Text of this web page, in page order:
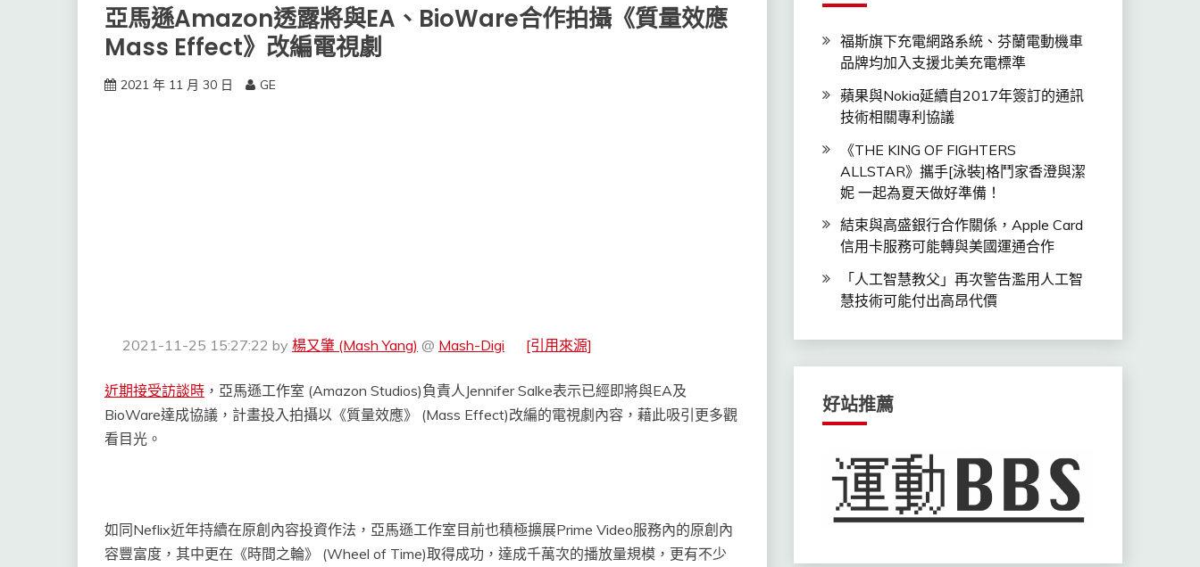
亞馬遜Amazon透露將與EA、BioWare合作拍攝《質量效應
Mass Effect》改編電視劇
2021 年 11 月 30 日 GE
2021-11-25 15:27:22 by 楊又肇 (Mash Yang) @ Mash-Digi [引用來源]
近期接受訪談時 ，亞馬遜工作室 (Amazon Studios)負責人Jennifer Salke表示已經即將與EA及
BioWare達成協議，計畫投入拍攝以《質量效應》 (Mass Effect)改編的電視劇內容，藉此吸引更多觀
看目光。
如同Neflix近年持續在原創內容投資作法，亞馬遜工作室目前也積極擴展Prime Video服務內的原創內
容豐富度，其中更在《時間之輪》 (Wheel of Time)取得成功，達成千萬次的播放量規模，更有不少
福斯旗下充電網路系統、芬蘭電動機車
品牌均加入支援北美充電標準
蘋果與Nokia延續自2017年簽訂的通訊
技術相關專利協議
《THE KING OF FIGHTERS
ALLSTAR》攜手[泳裝]格鬥家香澄與潔
妮 一起為夏天做好準備！
結束與高盛銀行合作關係，Apple Card
信用卡服務可能轉與美國運通合作
「人工智慧教父」再次警告濫用人工智
慧技術可能付出高昂代價
好站推薦